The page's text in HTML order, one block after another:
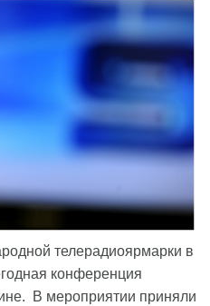
телерадиоярмарки в
конференция
В мероприятии приняли